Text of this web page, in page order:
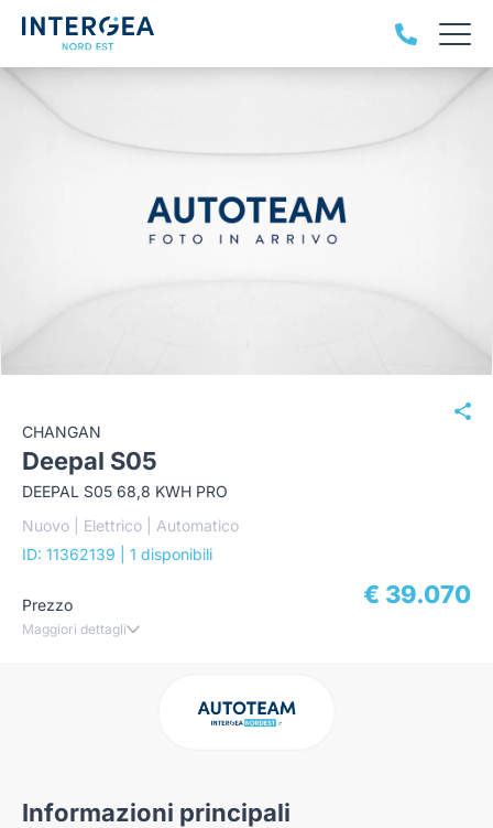
CHANGAN
Deepal S05
DEEPAL S05 68,8 KWH PRO
Nuovo | Elettrico | Automatico
ID: 11362139
| 1 disponibili
Prezzo
Maggiori dettagli
€ 39.070
Informazioni principali